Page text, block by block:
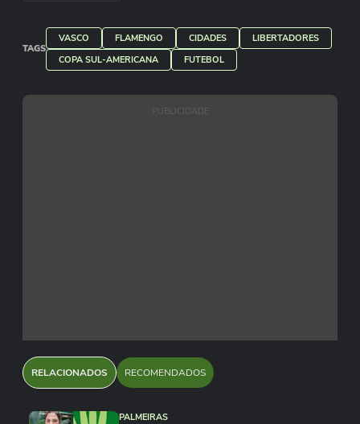
TAGS
VASCO FLAMENGO CIDADES
LIBERTADORES
COPA SUL-AMERICANA
FUTEBOL
PUBLICIDADE
RELACIONADOS RECOMENDADOS
PALMEIRAS